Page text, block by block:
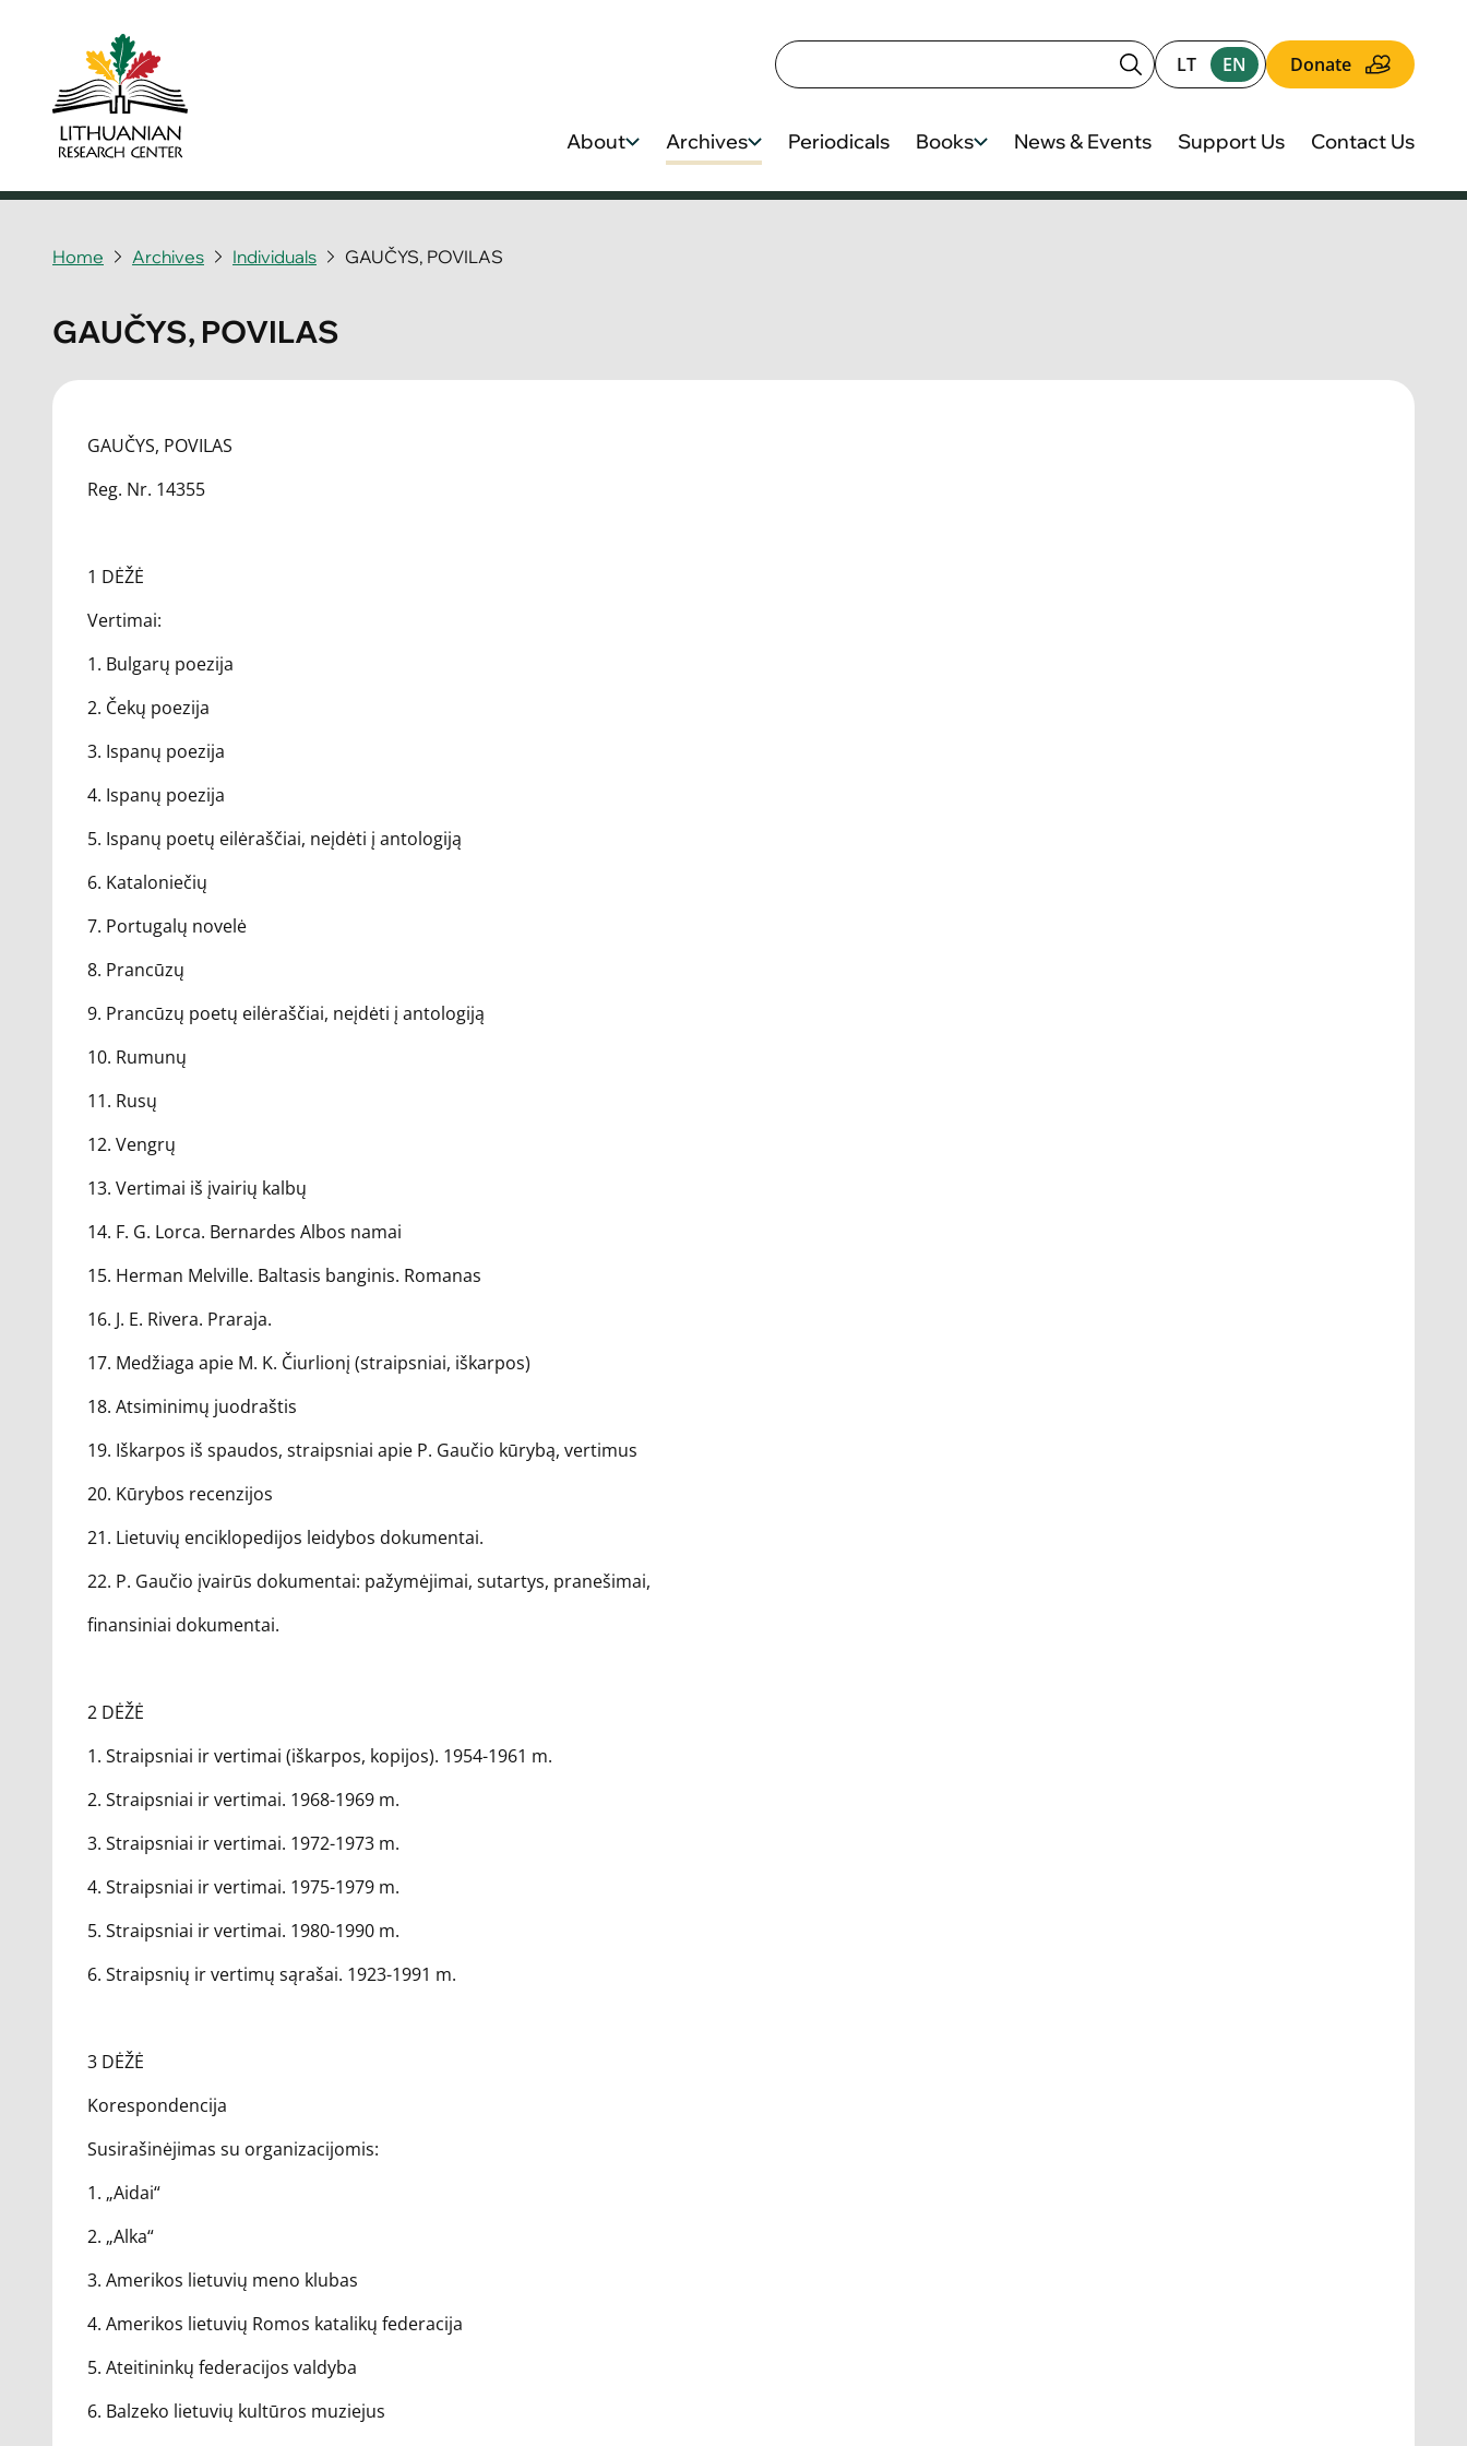
LT EN Donate
About Archives Periodicals Books News & Events Support Us Contact Us
Home Archives Individuals GAUČYS, POVILAS
GAUČYS, POVILAS
GAUČYS, POVILAS
Reg. Nr. 14355
1 DĖŽĖ
Vertimai:
1. Bulgarų poezija
2. Čekų poezija
3. Ispanų poezija
4. Ispanų poezija
5. Ispanų poetų eilėraščiai, neįdėti į antologiją
6. Kataloniečių
7. Portugalų novelė
8. Prancūzų
9. Prancūzų poetų eilėraščiai, neįdėti į antologiją
10. Rumunų
11. Rusų
12. Vengrų
13. Vertimai iš įvairių kalbų
14. F. G. Lorca. Bernardes Albos namai
15. Herman Melville. Baltasis banginis. Romanas
16. J. E. Rivera. Praraja.
17. Medžiaga apie M. K. Čiurlionį (straipsniai, iškarpos)
18. Atsiminimų juodraštis
19. Iškarpos iš spaudos, straipsniai apie P. Gaučio kūrybą, vertimus
20. Kūrybos recenzijos
21. Lietuvių enciklopedijos leidybos dokumentai.
22. P. Gaučio įvairūs dokumentai: pažymėjimai, sutartys, pranešimai,
finansiniai dokumentai.
2 DĖŽĖ
1. Straipsniai ir vertimai (iškarpos, kopijos). 1954-1961 m.
2. Straipsniai ir vertimai. 1968-1969 m.
3. Straipsniai ir vertimai. 1972-1973 m.
4. Straipsniai ir vertimai. 1975-1979 m.
5. Straipsniai ir vertimai. 1980-1990 m.
6. Straipsnių ir vertimų sąrašai. 1923-1991 m.
3 DĖŽĖ
Korespondencija
Susirašinėjimas su organizacijomis:
1. „Aidai“
2. „Alka“
3. Amerikos lietuvių meno klubas
4. Amerikos lietuvių Romos katalikų federacija
5. Ateitininkų federacijos valdyba
6. Balzeko lietuvių kultūros muziejus